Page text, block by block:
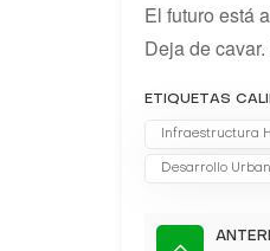
El futuro está
Deja de
ETIQUETAS
Infraestructura
Desarrollo